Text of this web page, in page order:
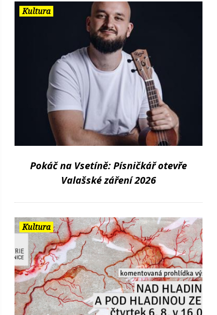
Kultura
Pokáč na Vsetíně: Písničkář otevře
Valašské záření 2026
Kultura